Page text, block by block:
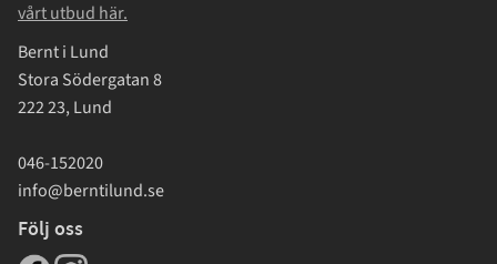
vårt utbud här.
Bernt i Lund
Stora Södergatan 8
222 23, Lund
046-152020
info@berntilund.se
Följ oss